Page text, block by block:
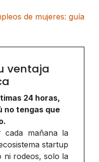
de mujeres: guía
ventaja
24 horas,
no tengas que
cada mañana la
startup
ni rodeos, solo la